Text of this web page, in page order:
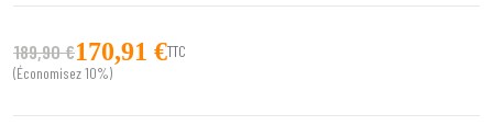
189,90 €170,91 €TTC
(Économisez 10%)